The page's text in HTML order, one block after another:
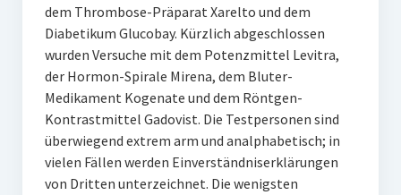
dem Thrombose-Präparat Xarelto und dem
Diabetikum Glucobay. Kürzlich abgeschlossen
wurden Versuche mit dem Potenzmittel Levitra,
der Hormon-Spirale Mirena, dem Bluter-
Medikament Kogenate und dem Röntgen-
Kontrastmittel Gadovist. Die Testpersonen sind
überwiegend extrem arm und analphabetisch; in
vielen Fällen werden Einverständniserklärungen
von Dritten unterzeichnet. Die wenigsten